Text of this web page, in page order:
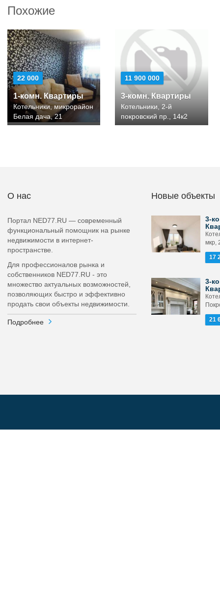
Похожие
22 000
1-комн. Квартиры
Котельники, микрорайон
Белая дача, 21
11 900 000
3-комн. Квартиры
Котельники, 2-й
покровский пр., 14к2
О нас
Портал NED77.RU — современный
функциональный помощник на рынке
недвижимости в интернет-
пространстве.
Для профессионалов рынка и
собственников NED77.RU - это
множество актуальных возможностей,
позволяющих быстро и эффективно
продать свои объекты недвижимости.
Подробнее
Новые объекты
3-
мкр,
17
3-
21